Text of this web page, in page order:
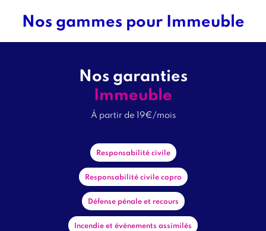
Titre
bloc
Nos gammes pour Immeuble
Titre
Immeuble
Sous
À partir de 19€/mois
Responsabilité civile
Responsabilité civile copro
Défense pénale et recours
Incendie et évènements assimilés